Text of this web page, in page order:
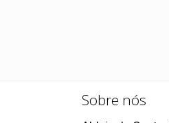
Sobre nós